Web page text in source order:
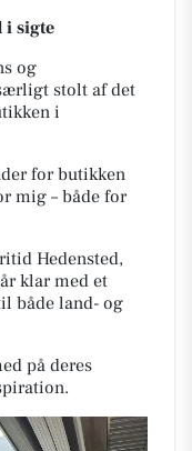
i sigte
og
stolt af det
i
for butikken
mig – både for
Hedensted,
klar med et
både land- og
på deres